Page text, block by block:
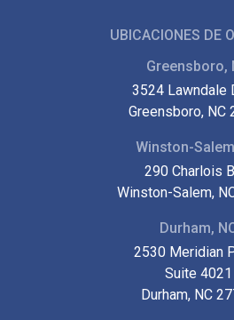
UBICACIONES DE
Greensboro,
3524 Lawndale
Greensboro, NC
Winston-
290 Charlois
Winston-Salem,
Durham,
2530 Meridian
Suite 4021
Durham, NC